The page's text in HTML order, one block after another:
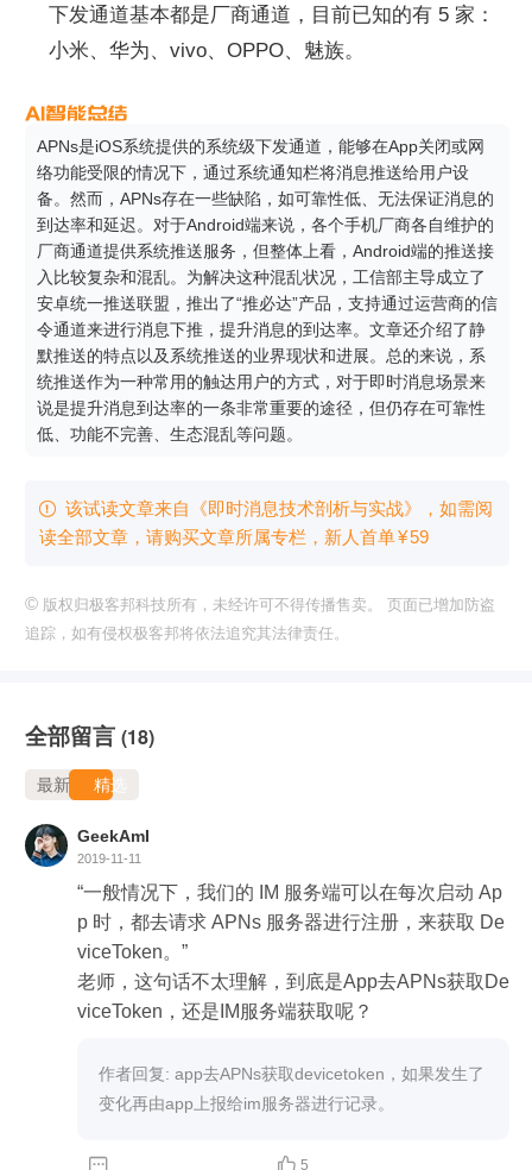
下发通道基本都是厂商通道，目前已知的有 5 家：
小米、华为、vivo、OPPO、魅族。
APNs是iOS系统提供的系统级下发通道，能够在App关闭或网
络功能受限的情况下，通过系统通知栏将消息推送给用户设
备。然而，APNs存在一些缺陷，如可靠性低、无法保证消息的
到达率和延迟。对于Android端来说，各个手机厂商各自维护的
厂商通道提供系统推送服务，但整体上看，Android端的推送接
入比较复杂和混乱。为解决这种混乱状况，工信部主导成立了
安卓统一推送联盟，推出了“推必达”产品，支持通过运营商的信
令通道来进行消息下推，提升消息的到达率。文章还介绍了静
默推送的特点以及系统推送的业界现状和进展。总的来说，系
统推送作为一种常用的触达用户的方式，对于即时消息场景来
说是提升消息到达率的一条非常重要的途径，但仍存在可靠性
低、功能不完善、生态混乱等问题。
 该试读文章来自《即时消息技术剖析与实战》，如需阅
读全部文章，请购买文章所属专栏 ，新⼈⾸单¥59
© 版权归极客邦科技所有，未经许可不得传播售卖。 页面已增加防盗
追踪，如有侵权极客邦将依法追究其法律责任。
全部留言 (18)
最新 精选
GeekAmI
2019-11-11
“一般情况下，我们的 IM 服务端可以在每次启动 Ap
p 时，都去请求 APNs 服务器进行注册，来获取 De
viceToken。”
老师，这句话不太理解，到底是App去APNs获取De
viceToken，还是IM服务端获取呢？
作者回复: app去APNs获取devicetoken，如果发生了
变化再由app上报给im服务器进行记录。
  5